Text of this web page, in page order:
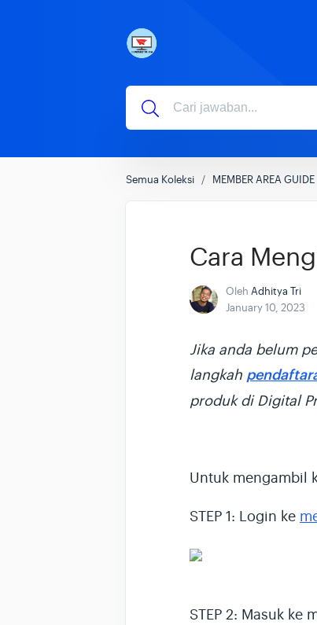
Semua Koleksi MEMBER AREA GUIDE
Cara
Oleh Adhitya Tri
January 10, 2023
Jika anda belum
langkah
produk di Digital
Untuk mengambil
STEP 1: Login ke
STEP 2: Masuk ke